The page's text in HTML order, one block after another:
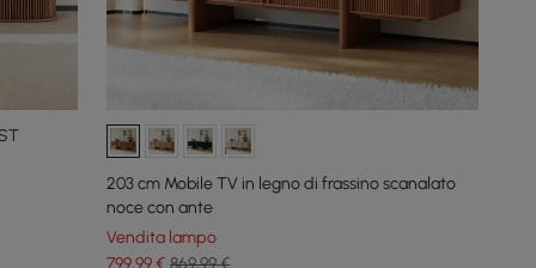
203 cm Mobile TV in legno di frassino scanalato
noce con ante
Vendita lampo
799,99€ 869,99 €